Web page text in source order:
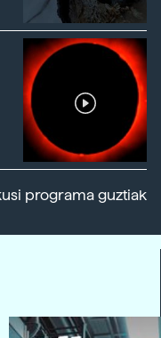
programa guztiak